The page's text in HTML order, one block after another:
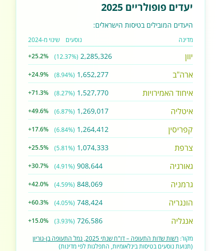
יעדים פופולריים 2025
היעדים המובילים בטיסות הישראלים:
מדינה נוסעים שינוי מ-2024
יוון 2,285,326
(12.37%)
+25.2%
ארה"ב 1,652,277
(8.94%)
+24.9%
איחוד האמירויות 1,527,770
(8.27%)
+71.3%
איטליה 1,269,017
(6.87%)
+49.6%
קפריסין 1,264,412
(6.84%)
+17.6%
צרפת 1,074,333
(5.81%)
+25.5%
גאורגיה 908,644
(4.91%)
+30.7%
גרמניה 848,069
(4.59%)
+42.0%
הונגריה 748,424
(4.05%)
+60.3%
אנגליה 726,586
(3.93%)
+15.0%
מקור: רשות שדות התעופה – דו"ח שנתי 2025, נמל התעופה בן-גוריון
(תנועת נוסעים בטיסות בינלאומיות, התפלגות לפי מדינות)